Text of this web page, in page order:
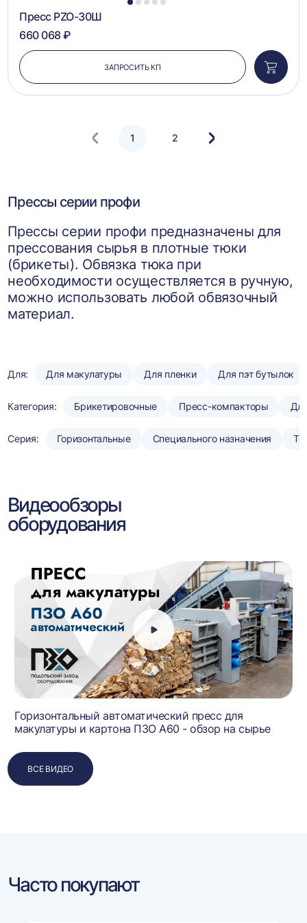
1 2 3 4 5
Пресс PZO-30Ш
660 068 ₽
ЗАПРОСИТЬ КП
в
1 2
Следующая
Прессы серии профи
Прессы серии профи предназначены для
прессования сырья в плотные тюки
(брикеты). Обвязка тюка при
необходимости осуществляется в ручную,
можно использовать любой обвязочный
материал.
Для: Для макулатуры Для пленки Для пэт бутылок
Категория: Брикетировочные Пресс-компакторы
Серия: Горизонтальные Специального назначения
Видеообзоры
оборудования
Горизонтальный автоматический пресс для
макулатуры и картона ПЗО А60 - обзор на сырье
ВСЕ ВИДЕО
Часто покупают